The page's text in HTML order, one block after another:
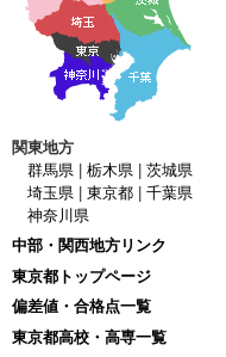
関東地方
群馬県 | 栃木県 | 茨城県
埼玉県 | 東京都 | 千葉県
神奈川県
中部・関西地方リンク
東京都トップページ
偏差値・合格点一覧
東京都高校・高専一覧